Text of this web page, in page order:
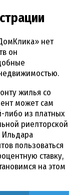
нет
он
жилья со
может сам
либо из платных
риелторской
Ильдара
пользоваться
ставку,
на этом